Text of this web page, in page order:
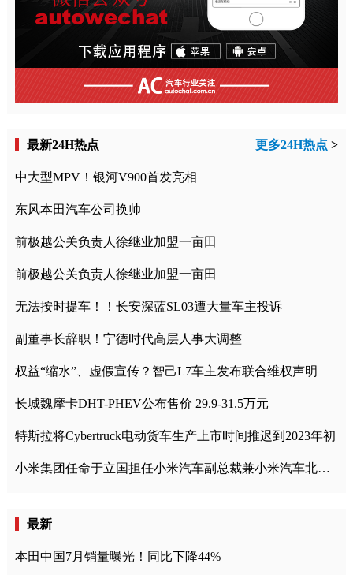
最新24H热点 更多24H热点 >
中大型MPV！银河V900首发亮相
东风本田汽车公司换帅
前极越公关负责人徐继业加盟一亩田
前极越公关负责人徐继业加盟一亩田
无法按时提车！！长安深蓝SL03遭大量车主投诉
副董事长辞职！宁德时代高层人事大调整
权益“缩水”、虚假宣传？智己L7车主发布联合维权声明
长城魏摩卡DHT-PHEV公布售价 29.9-31.5万元
特斯拉将Cybertruck电动货车生产上市时间推迟到2023年初
小米集团任命于立国担任小米汽车副总裁兼小米汽车北京总部政委
最新
本田中国7月销量曝光！同比下降44%